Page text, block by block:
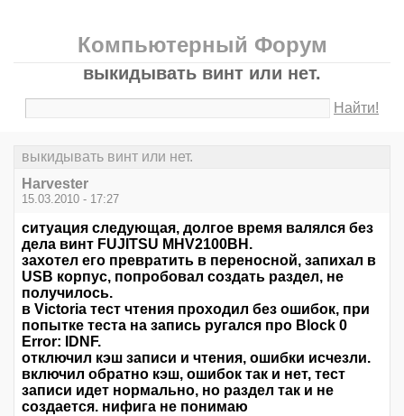
Компьютерный Форум
выкидывать винт или нет.
Найти!
выкидывать винт или нет.
Harvester
15.03.2010 - 17:27
ситуация следующая, долгое время валялся без
дела винт FUJITSU MHV2100BH.
захотел его превратить в переносной, запихал в
USB корпуc, попробовал создать раздел, не
получилось.
в Victoria тест чтения проходил без ошибок, при
попытке теста на запись ругался про Block 0
Error: IDNF.
отключил кэш записи и чтения, ошибки исчезли.
включил обратно кэш, ошибок так и нет, тест
записи идет нормально, но раздел так и не
создается. нифига не понимаю